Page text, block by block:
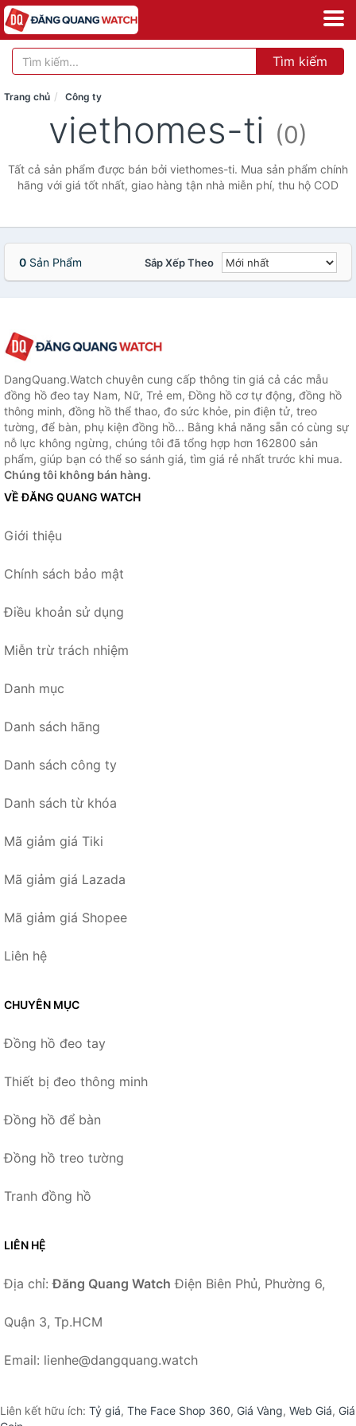
Tìm kiếm
Trang chủ Công ty
viethomes-ti (0)
Tất cả sản phẩm được bán bởi viethomes-ti. Mua sản phẩm chính
hãng với giá tốt nhất, giao hàng tận nhà miễn phí, thu hộ COD
0 Sản Phẩm Sắp Xếp Theo
DangQuang.Watch chuyên cung cấp thông tin giá cả các mẫu
đồng hồ đeo tay Nam, Nữ, Trẻ em, Đồng hồ cơ tự động, đồng hồ
thông minh, đồng hồ thể thao, đo sức khỏe, pin điện tử, treo
tường, để bàn, phụ kiện đồng hồ... Bằng khả năng sẵn có cùng sự
nỗ lực không ngừng, chúng tôi đã tổng hợp hơn 162800 sản
phẩm, giúp bạn có thể so sánh giá, tìm giá rẻ nhất trước khi mua.
Chúng tôi không bán hàng.
VỀ ĐĂNG QUANG WATCH
Giới thiệu
Chính sách bảo mật
Điều khoản sử dụng
Miễn trừ trách nhiệm
Danh mục
Danh sách hãng
Danh sách công ty
Danh sách từ khóa
Mã giảm giá Tiki
Mã giảm giá Lazada
Mã giảm giá Shopee
Liên hệ
CHUYÊN MỤC
Đồng hồ đeo tay
Thiết bị đeo thông minh
Đồng hồ để bàn
Đồng hồ treo tường
Tranh đồng hồ
LIÊN HỆ
Địa chỉ:Đăng Quang Watch Điện Biên Phủ, Phường 6,
Quận 3, Tp.HCM
Email: lienhe@dangquang.watch
Liên kết hữu ích: Tỷ giá, The Face Shop 360, Giá Vàng, Web Giá, Giá